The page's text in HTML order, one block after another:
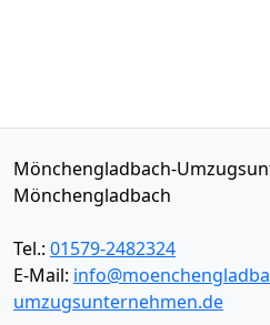
Mönchengladbach-
Mönchengladbach
Tel.: 01579-2482324
E-Mail:
umzugsunternehmen.de